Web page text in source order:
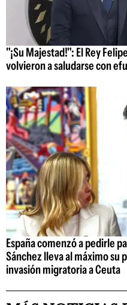
"¡Su Majestad!": El Rey
volvieron a saludarse con
España comenzó a pedirle
Sánchez lleva al máximo su
invasión migratoria a Ceuta